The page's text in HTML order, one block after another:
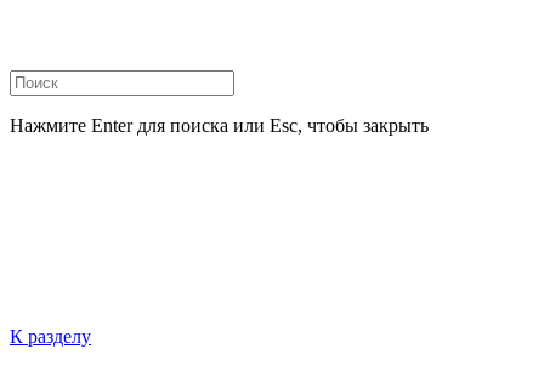
Нажмите Enter для поиска или Esc, чтобы закрыть
К разделу